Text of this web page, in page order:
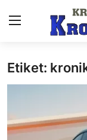
Anasayfa
İletişim
Etiket: